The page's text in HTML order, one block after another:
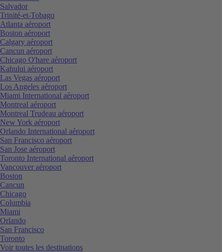
Salvador
Trinité-et-Tobago
Atlanta aéroport
Boston aéroport
Calgary aéroport
Cancun aéroport
Chicago O'hare aéroport
Kahului aéroport
Las Vegas aéroport
Los Angeles aéroport
Miami International aéroport
Montreal aéroport
Montreal Trudeau aéroport
New York aéroport
Orlando International aéroport
San Francisco aéroport
San Jose aéroport
Toronto International aéroport
Vancouver aéroport
Boston
Cancun
Chicago
Columbia
Miami
Orlando
San Francisco
Toronto
Voir toutes les destinations